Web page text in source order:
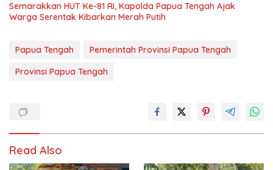
Semarakkan HUT Ke-81 RI, Kapolda Papua Tengah Ajak
Warga Serentak Kibarkan Merah Putih
Papua Tengah
Pemerintah Provinsi Papua Tengah
Provinsi Papua Tengah
Read Also